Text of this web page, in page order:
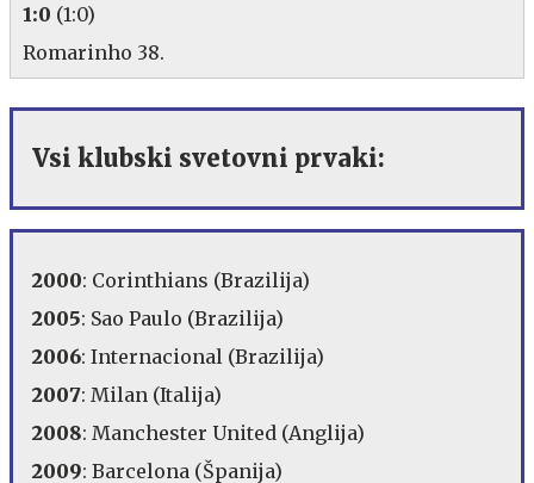
1:0 (1:0)
Romarinho 38.
Vsi klubski svetovni prvaki:
2000: Corinthians (Brazilija)
2005: Sao Paulo (Brazilija)
2006: Internacional (Brazilija)
2007: Milan (Italija)
2008: Manchester United (Anglija)
2009: Barcelona (Španija)